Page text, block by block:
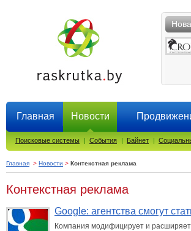
Главная Новости
Поисковые системы | События | Байнет |
Главная > Новости > Контекстная реклама
Контекстная реклама
Google: агентства смогут
Компания модифицирует и